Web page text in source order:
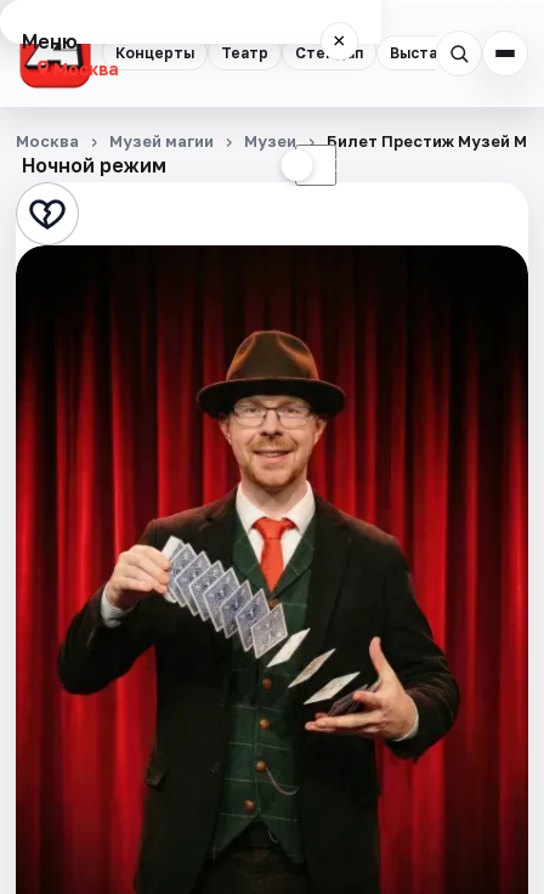
Концерты Театр Стендап Выставки
Меню ×
Москва
Концерты
Театр
Стендап
Города
Ночной режим ☾
Москва Музей магии Музеи Билет Престиж Музей